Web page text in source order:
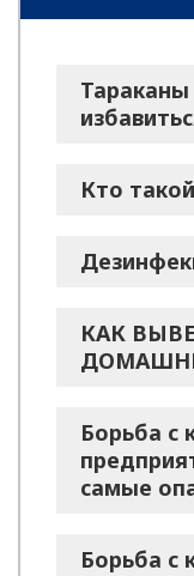
Тараканы
Кто
КАК
Борьба с
самые
Борьба с